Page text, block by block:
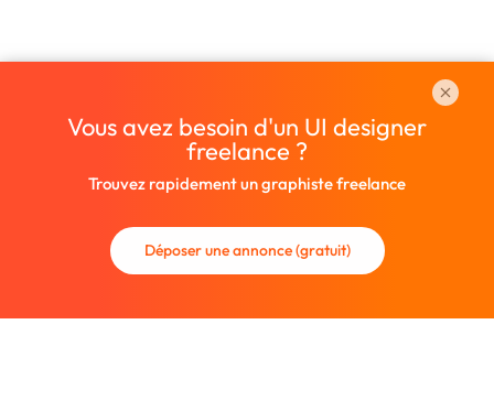
Vous avez besoin d'un UI designer
freelance ?
Trouvez rapidement un graphiste freelance
Déposer une annonce (gratuit)